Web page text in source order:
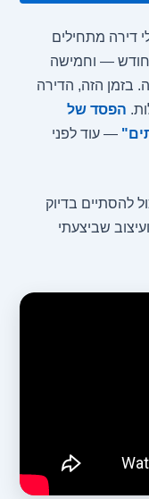
דירה מתחילים
חודש — וחמישה
בזמן הזה, הדירה
הפסד של
— עוד לפני
להסתיים בדיוק
ועיצוב שביצעתי